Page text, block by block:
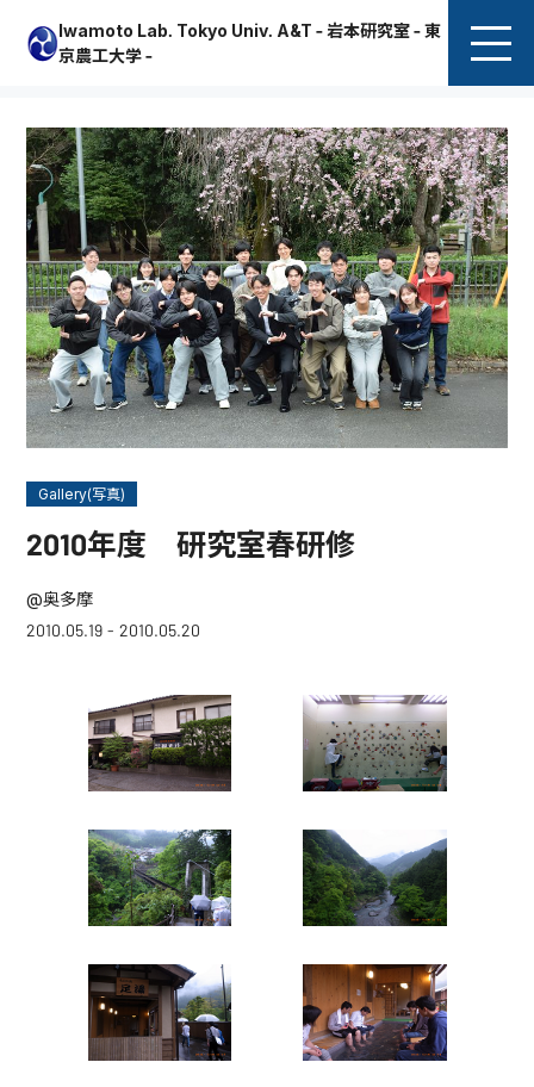
Iwamoto Lab. Tokyo Univ. A&T - 岩本研究室 - 東
京農工大学 -
2010年度 研究室春研修
@奥多摩
2010.05.19 - 2010.05.20
Gallery(写真)